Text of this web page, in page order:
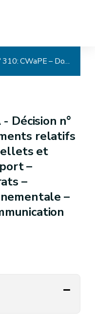
CADA - Décision n° 310: CWaPE – Documents relatifs à la production de pellets et d'électricité – Transport – Exploitation – Contrats – Information environnementale – Incompétence – Communication partielle
Décision n°
relatifs
et
–
–
–